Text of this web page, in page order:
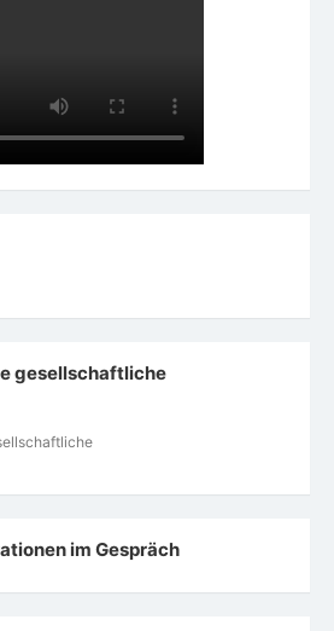
gesellschaftliche
im Gespräch